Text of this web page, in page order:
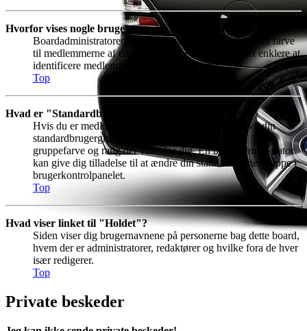
Hvorfor vises nogle brugergrupper med en anden farve?
Boardadministratoren kan vælge at tilknytte en bestemt farve
til medlemmerne af en brugergruppe, for at gøre det enklere at
identificere medlemmerne af denne gruppe.
Top
Hvad er "Standardbrugergruppe"?
Hvis du er medlem af mere end en brugergruppe, vil din
standardbrugergruppe være afgørende for hvilken
gruppefarve og rang der vises for dig. En boardadministrator
kan give dig tilladelse til at ændre din standardbrugergruppe i
brugerkontrolpanelet.
Top
Hvad viser linket til "Holdet"?
Siden viser dig brugernavnene på personerne bag dette board,
hvem der er administratorer, redaktører og hvilke fora de hver
især redigerer.
Top
Private beskeder